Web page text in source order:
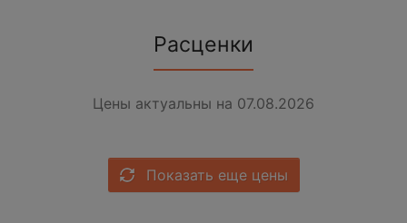
Расценки
Цены актуальны на 07.08.2026
Показать еще цены